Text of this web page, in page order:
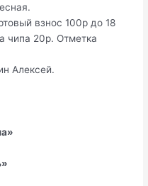
взнос 100р до 18
чипа 20р. Отметка
Алексей.